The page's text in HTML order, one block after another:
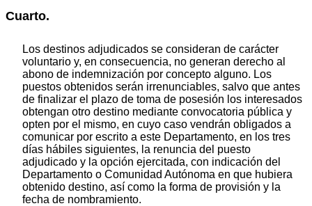
Cuarto.
Los destinos adjudicados se consideran de carácter
voluntario y, en consecuencia, no generan derecho al
abono de indemnización por concepto alguno. Los
puestos obtenidos serán irrenunciables, salvo que antes
de finalizar el plazo de toma de posesión los interesados
obtengan otro destino mediante convocatoria pública y
opten por el mismo, en cuyo caso vendrán obligados a
comunicar por escrito a este Departamento, en los tres
días hábiles siguientes, la renuncia del puesto
adjudicado y la opción ejercitada, con indicación del
Departamento o Comunidad Autónoma en que hubiera
obtenido destino, así como la forma de provisión y la
fecha de nombramiento.